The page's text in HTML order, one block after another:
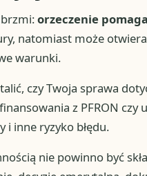
orzeczenie
natomiast może
warunki.
czy Twoja sprawa
z PFRON
i inne ryzyko błędu.
nie powinno być